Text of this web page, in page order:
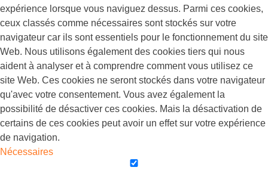
expérience lorsque vous naviguez dessus. Parmi ces cookies,
ceux classés comme nécessaires sont stockés sur votre
navigateur car ils sont essentiels pour le fonctionnement du site
Web. Nous utilisons également des cookies tiers qui nous
aident à analyser et à comprendre comment vous utilisez ce
site Web. Ces cookies ne seront stockés dans votre navigateur
qu'avec votre consentement. Vous avez également la
possibilité de désactiver ces cookies. Mais la désactivation de
certains de ces cookies peut avoir un effet sur votre expérience
de navigation.
Nécessaires